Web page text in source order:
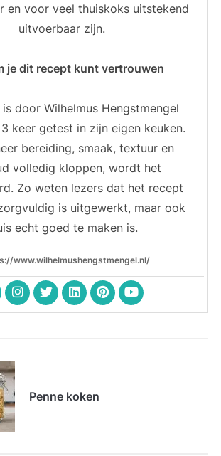
en voor veel thuiskoks uitstekend
uitvoerbaar zijn.
je dit recept kunt vertrouwen
door Wilhelmus Hengstmengel
keer getest in zijn eigen keuken.
bereiding, smaak, textuur en
volledig kloppen, wordt het
Zo weten lezers dat het recept
is uitgewerkt, maar ook
echt goed te maken is.
www.wilhelmushengstmengel.nl/
Penne koken